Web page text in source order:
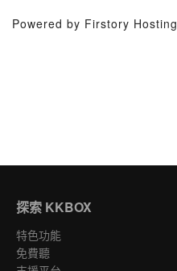
Powered by Firstory Hosting
探索 KKBOX
特色功能
免費聽